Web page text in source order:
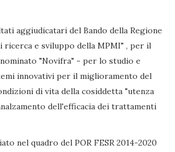
aggiudicatari del Bando della Regione
ricerca e sviluppo della MPMI" , per il
"Novifra" - per lo studio e
innovativi per il miglioramento del
di vita della cosiddetta "utenza
dell'efficacia dei trattamenti
nel quadro del POR FESR 2014-2020